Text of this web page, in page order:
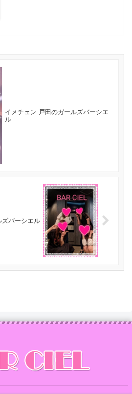
イメチェン 戸田のガールズバーシエ
ル
ズバーシエル